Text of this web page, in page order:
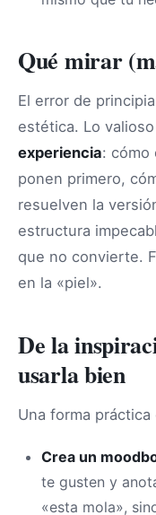
Qué mirar
El error de
estética. Lo
experiencia: cómo
ponen primero,
resuelven la
estructura
que no convierte.
en la «piel».
De la
usarla bien
Una forma
Crea un
te gusten y
«esta mola»,